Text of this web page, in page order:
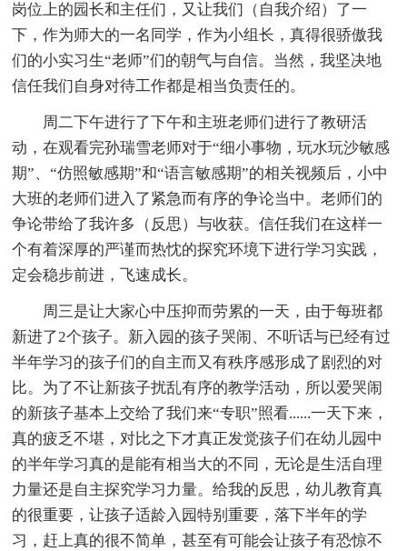
岗位上的园长和主任们，又让我们（自我介绍）了一
下，作为师大的一名同学，作为小组长，真得很骄傲我
们的小实习生“老师”们的朝气与自信。当然，我坚决地
信任我们自身对待工作都是相当负责任的。
周二下午进行了下午和主班老师们进行了教研活
动，在观看完孙瑞雪老师对于“细小事物，玩水玩沙敏感
期”、“仿照敏感期”和“语言敏感期”的相关视频后，小中
大班的老师们进入了紧急而有序的争论当中。老师们的
争论带给了我许多（反思）与收获。信任我们在这样一
个有着深厚的严谨而热忱的探究环境下进行学习实践，
定会稳步前进，飞速成长。
周三是让大家心中压抑而劳累的一天，由于每班都
新进了2个孩子。新入园的孩子哭闹、不听话与已经有过
半年学习的孩子们的自主而又有秩序感形成了剧烈的对
比。为了不让新孩子扰乱有序的教学活动，所以爱哭闹
的新孩子基本上交给了我们来“专职”照看......一天下来，
真的疲乏不堪，对比之下才真正发觉孩子们在幼儿园中
的半年学习真的是能有相当大的不同，无论是生活自理
力量还是自主探究学习力量。给我的反思，幼儿教育真
的很重要，让孩子适龄入园特别重要，落下半年的学
习，赶上真的很不简单，甚至有可能会让孩子有恐惊不